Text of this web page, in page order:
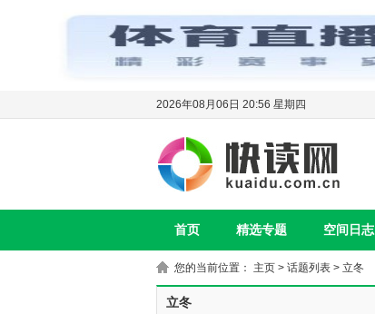
2026年08月06日 20:56 星期四
首页 精选专题 空间日志
您的当前位置： 主页 > 话题列表 > 立冬
立冬